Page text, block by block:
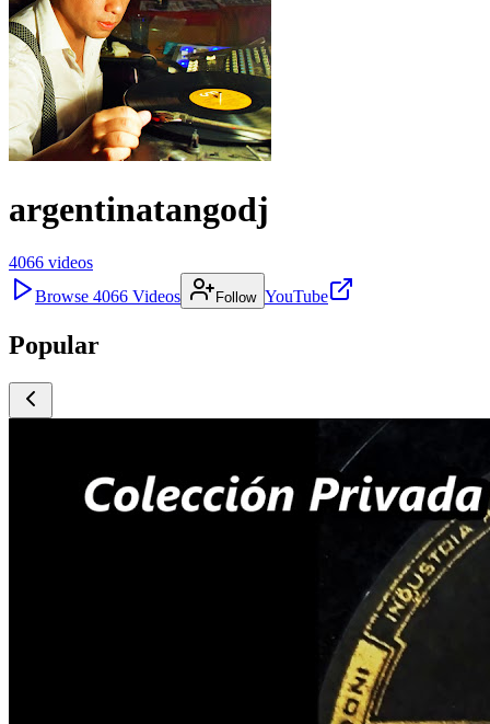
argentinatangodj
4066 videos
Browse 4066 Videos Follow YouTube
Popular